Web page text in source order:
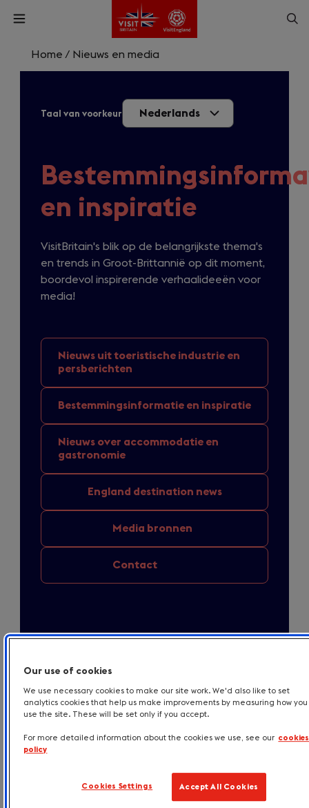
Skip
content
Open
Enter
a
Home / Nieuws en media
Taal van voorkeur Nederlands
en inspiratie
VisitBritain's blik op de belangrijkste thema's
en trends in Groot-Brittannië op dit moment,
boordevol inspirerende verhaalideeën voor
media!
Nieuws uit toeristische industrie en
persberichten
Bestemmingsinformatie en inspiratie
Nieuws over accommodatie en
gastronomie
England destination news
Media bronnen
Contact
Toggle Filters
Our use of cookies
We use necessary cookies to make our site work. We'd also like to set
analytics cookies that help us make improvements by measuring how you
use the site. These will be set only if you accept.
For more detailed information about the cookies we use, see our cookies
policy
Cookies Settings Accept All Cookies